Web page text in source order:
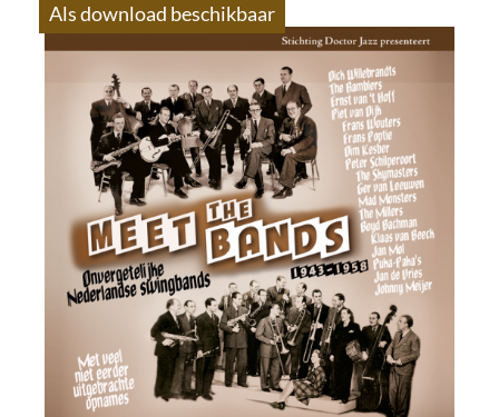
Als download beschikbaar